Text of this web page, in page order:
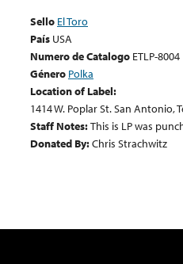
Sello El Toro
País USA
Numero de Catalogo ETLP-8004
Género Polka
Location of Label:
1414 W. Poplar St. San Antonio,
Staff Notes:This is LP was
Donated By:Chris Strachwitz